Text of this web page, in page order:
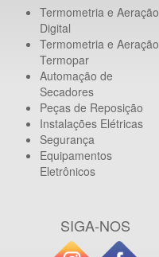
Termometria e Aeração
Digital
Termometria e Aeração
Termopar
Automação de
Secadores
Peças de Reposição
Instalações Elétricas
Segurança
Equipamentos
Eletrônicos
SIGA-NOS